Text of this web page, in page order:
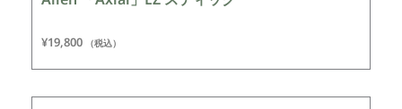
¥19,800 （税込）